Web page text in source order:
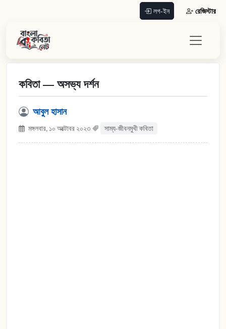
লগ-ইন রেজিস্টার
কবিতা — অসভ্য দর্শন
আবুল হাসান
মঙ্গলবার, ১০ অক্টোবর ২০২৩ সাম্য-জীবনমুখী কবিতা